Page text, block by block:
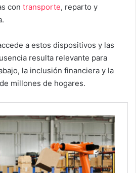
con transporte, reparto y
a estos dispositivos y las
resulta relevante para
la inclusión financiera y la
millones de hogares.